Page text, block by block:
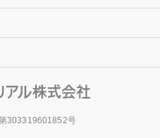
303319601852号